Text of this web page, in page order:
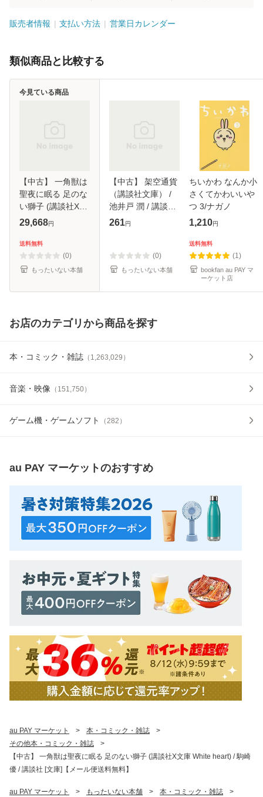
販売者情報 支払い方法 営業日カレンダー
類似商品と比較する
【中古】 一角獣は
聖夜に眠る 足のな
い獅子 (講談社X文
庫 White heart) /
庫]【メール便送料
無料】
29,668円
送料無料
(0)
もったいない本舗
今見ている商品
【中古】 架空通貨
（講談社文庫） /
池井戸 潤 / 講談社
[文庫]【メール便送
261円
(0)
もったいない本舗
ちいかわ なんか小
さくてかわいいや
つ 3/ナガノ
1,210円
送料無料
(1)
bookfan au PAY マ
ーケット店
お店のカテゴリから商品を探す
本・コミック・雑誌 （ 1,263,029 ）
音楽・映像 （ 151,750）
ゲーム機・ゲームソフト （282 ）
au PAY マーケットのおすすめ
au PAY マーケット > 本・コミック・雑誌
>
その他本・コミック・雑誌
>
【中古】 一角獣は聖夜に眠る 足のない獅子 (講談社X文庫 White heart) / 駒崎
優 / 講談社 [文庫]【メール便送料無料】
au PAY マーケット > もったいない本舗 > 本・コミック・雑誌
>